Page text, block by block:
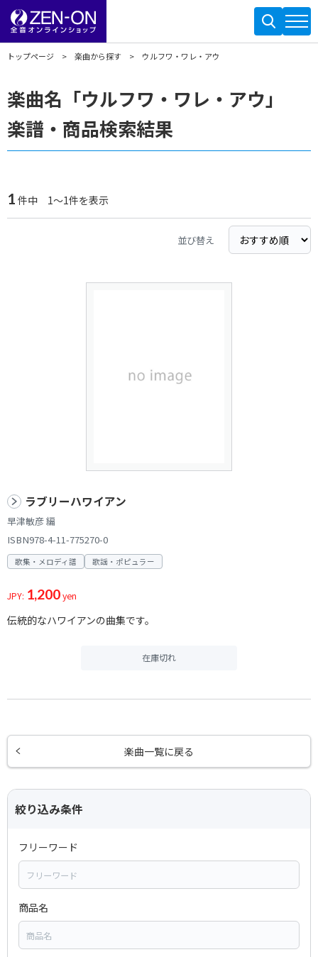
トップページ 楽曲から探す ウルフワ・ワレ・アウ
楽曲名「ウルフワ・ワレ・アウ」
楽譜・商品検索結果
1 件中 1～1件を表示
並び替え
ラブリーハワイアン
早津敏彦 編
ISBN978-4-11-775270-0
歌集・メロディ譜 歌謡・ポピュラー
JPY: 1,200yen
伝統的なハワイアンの曲集です。
在庫切れ
楽曲一覧に戻る
絞り込み条件
フリーワード
商品名